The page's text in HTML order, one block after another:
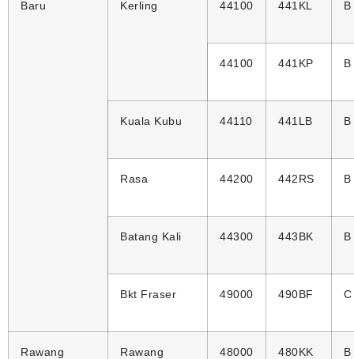
Baru Kerling 44100 441KL
44100 441KP
Kuala Kubu 44110 441LB
Rasa 44200 442RS
Batang Kali 44300 443BK
Bkt Fraser 49000 490BF
Rawang Rawang 48000 480KK